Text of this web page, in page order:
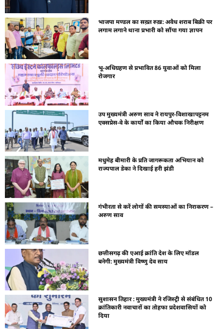
भाजपा मण्डल का सख़्त रुख़: अवैध शराब बिक्री पर
लगाम लगाने थाना प्रभारी को सौंपा गया ज्ञापन
भू-अधिग्रहण से प्रभावित 86 युवाओं को मिला
रोजगार
उप मुख्यमंत्री अरुण साव ने रायपुर-विशाखापट्टनम
एक्सप्रेस-वे के कार्यों का किया औचक निरीक्षण
मधुमेह बीमारी के प्रति जागरूकता अभियान को
राज्यपाल डेका ने दिखाई हरी झंडी
गंभीरता से करें लोगों की समस्याओं का निराकरण –
अरुण साव
छत्तीसगढ़ की एआई क्रांति देश के लिए मॉडल
बनेगी: मुख्यमंत्री विष्णु देव साय
सुशासन तिहार : मुख्यमंत्री ने रजिस्ट्री से संबंधित 10
क्रांतिकारी नवाचारों का तोहफा प्रदेशवासियों को
दिया